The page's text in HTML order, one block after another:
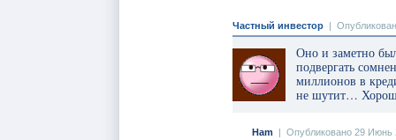
Частный инвестор
Оно и заметно
подвергать
миллионов в
не шутит…
Ham Опубликовано 29 Июнь